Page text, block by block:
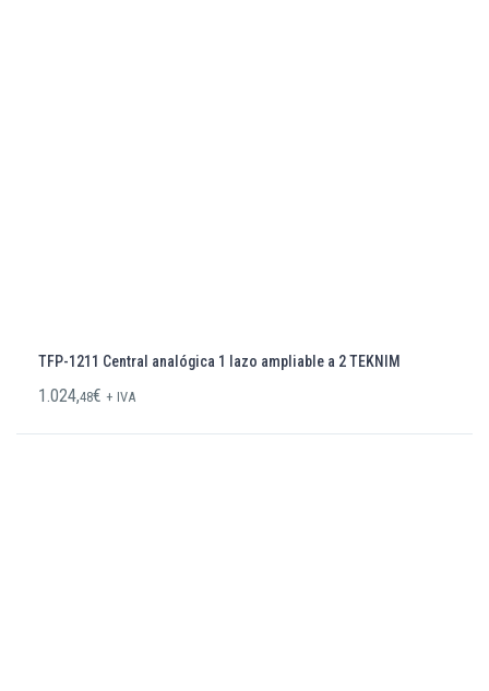
TFP-1211 Central analógica 1 lazo ampliable a 2 TEKNIM
1.024,48€ + IVA